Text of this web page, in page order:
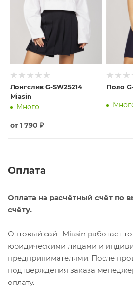
Лонгслив G-SW25214
Miasin
Много
от1 790 ₽
Поло
Оплата
Оплата на расчётный счёт по
счёту.
Оптовый сайт Miasin работает
юридическими лицами и
предпринимателями. После
подтверждения заказа
оплату.